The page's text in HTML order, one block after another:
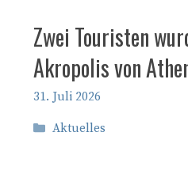
Zwei Touristen
Akropolis von
31. Juli 2026
Kategorien
Aktuelles